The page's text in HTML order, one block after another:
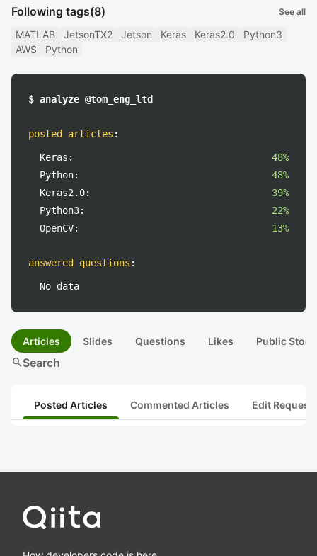
Following tags(8) See all
MATLAB JetsonTX2 Jetson Keras Keras2.0
Python3
AWS
Python
$ analyze @tom_eng_ltd
posted articles :
Keras:
48%
Python:
48%
Keras2.0:
39%
Python3:
22%
OpenCV:
13%
answered questions :
No data
Articles Slides Questions Likes Public
searchSearch
Posted Articles Commented Articles Edit